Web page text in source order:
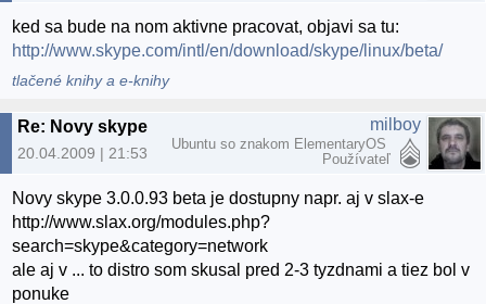
ked sa bude na nom aktivne pracovat, objavi sa tu:
http://www.skype.com/intl/en/download/skype/linux/beta/
tlačené knihy a e-knihy
Re: Novy skype
20.04.2009 | 21:53
milboy
Ubuntu so znakom ElementaryOS
Používateľ
Novy skype 3.0.0.93 beta je dostupny napr. aj v slax-e
http://www.slax.org/modules.php?
search=skype&category=network
ale aj v ... to distro som skusal pred 2-3 tyzdnami a tiez bol v
ponuke